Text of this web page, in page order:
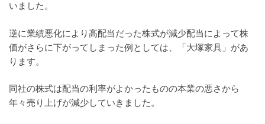
いました。
逆に業績悪化により高配当だった株式が減少配当によって株
価がさらに下がってしまった例としては、「大塚家具」があ
ります。
同社の株式は配当の利率がよかったものの本業の悪さから
年々売り上げが減少していきました。